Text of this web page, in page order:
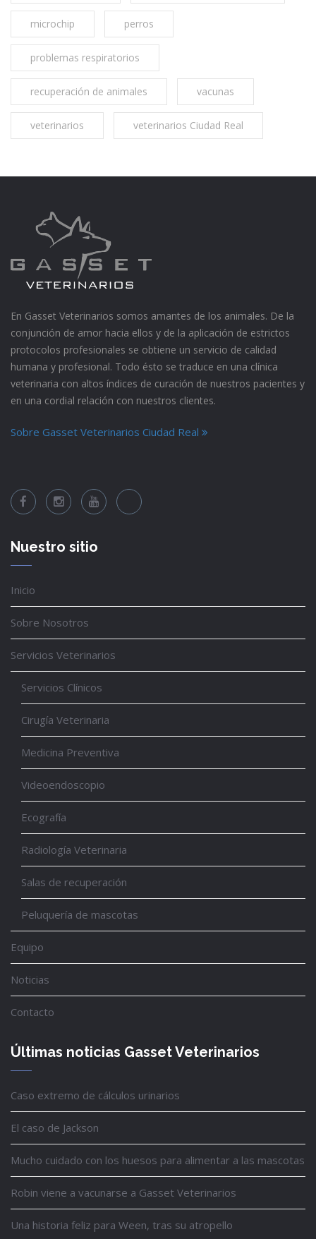
microchip perros
problemas respiratorios
recuperación de animales vacunas
veterinarios veterinarios Ciudad Real
En Gasset Veterinarios somos amantes de los animales. De la
conjunción de amor hacia ellos y de la aplicación de estrictos
protocolos profesionales se obtiene un servicio de calidad
humana y profesional. Todo ésto se traduce en una clínica
veterinaria con altos índices de curación de nuestros pacientes y
en una cordial relación con nuestros clientes.
Sobre Gasset Veterinarios Ciudad Real
Nuestro sitio
Inicio
Sobre Nosotros
Servicios Veterinarios
Servicios Clínicos
Cirugía Veterinaria
Medicina Preventiva
Videoendoscopio
Ecografía
Radiología Veterinaria
Salas de recuperación
Peluquería de mascotas
Equipo
Noticias
Contacto
Últimas noticias Gasset Veterinarios
Caso extremo de cálculos urinarios
El caso de Jackson
Mucho cuidado con los huesos para alimentar a las mascotas
Robin viene a vacunarse a Gasset Veterinarios
Una historia feliz para Ween, tras su atropello